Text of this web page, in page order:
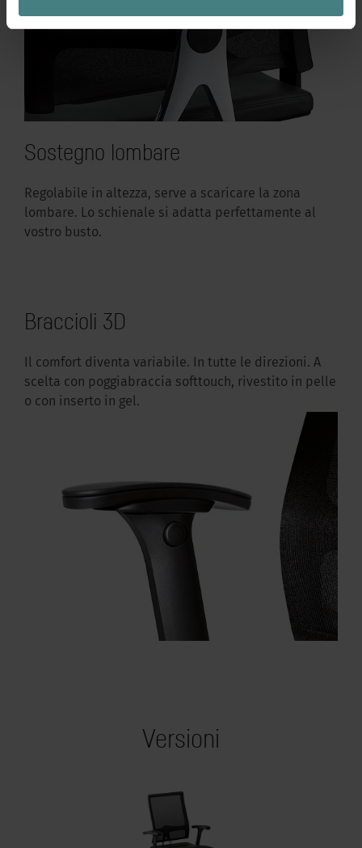
Sostegno lombare
Regolabile in altezza, serve a scaricare la zona
lombare. Lo schienale si adatta perfettamente al
vostro busto.
Braccioli 3D
Il comfort diventa variabile. In tutte le direzioni. A
scelta con poggiabraccia softtouch, rivestito in pelle
o con inserto in gel.
Versioni